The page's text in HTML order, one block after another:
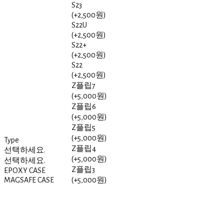
Type
선택하세요.
선택하세요.
EPOXY CASE
MAGSAFE CASE
S23
(+2,500원)
S22U
(+2,500원)
S22+
(+2,500원)
S22
(+2,500원)
Z플립7
(+5,000원)
Z플립6
(+5,000원)
Z플립5
(+5,000원)
Z플립4
(+5,000원)
Z플립3
(+5,000원)